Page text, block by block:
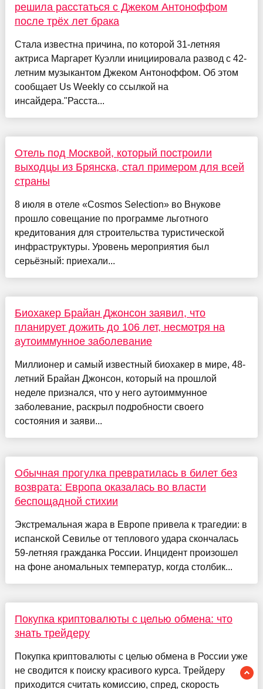
решила расстаться с Джеком Антоноффом
после трёх лет брака
Стала известна причина, по которой 31-летняя
актриса Маргарет Куэлли инициировала развод с 42-
летним музыкантом Джеком Антоноффом. Об этом
сообщает Us Weekly со ссылкой на
инсайдера."Расста...
Отель под Москвой, который построили
выходцы из Брянска, стал примером для всей
страны
8 июля в отеле «Cosmos Selection» во Внукове
прошло совещание по программе льготного
кредитования для строительства туристической
инфраструктуры. Уровень мероприятия был
серьёзный: приехали...
Биохакер Брайан Джонсон заявил, что
планирует дожить до 106 лет, несмотря на
аутоиммунное заболевание
Миллионер и самый известный биохакер в мире, 48-
летний Брайан Джонсон, который на прошлой
неделе признался, что у него аутоиммунное
заболевание, раскрыл подробности своего
состояния и заяви...
Обычная прогулка превратилась в билет без
возврата: Европа оказалась во власти
беспощадной стихии
Экстремальная жара в Европе привела к трагедии: в
испанской Севилье от теплового удара скончалась
59-летняя гражданка России. Инцидент произошел
на фоне аномальных температур, когда столбик...
Покупка криптовалюты с целью обмена: что
знать трейдеру
Покупка криптовалюты с целью обмена в России уже
не сводится к поиску красивого курса. Трейдеру
приходится считать комиссию, спред, скорость